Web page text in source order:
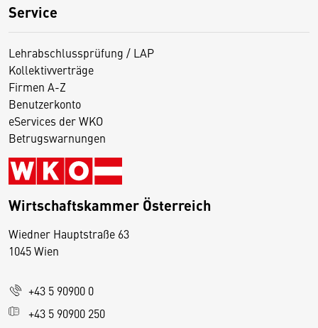
Service
Lehrabschlussprüfung / LAP
Kollektivverträge
Firmen A-Z
Benutzerkonto
eServices der WKO
Betrugswarnungen
Wirtschaftskammer Österreich
Wiedner Hauptstraße 63
1045 Wien
+43 5 90900 0
+43 5 90900 250
D
s
e